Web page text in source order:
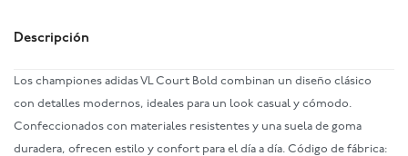
Descripción
Los championes adidas VL Court Bold combinan un diseño clásico
con detalles modernos, ideales para un look casual y cómodo.
Confeccionados con materiales resistentes y una suela de goma
duradera, ofrecen estilo y confort para el día a día. Código de fábrica: